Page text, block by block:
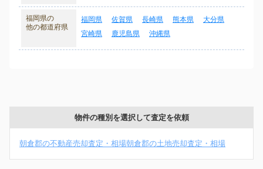
福岡県の
他の都道府県
福岡県 佐賀県 長崎県 熊本県
大分県
宮崎県
鹿児島県 沖縄県
物件の種別を選択して査定を依頼
朝倉郡の不動産売却査定・相場朝倉郡の土地売却査定・相場